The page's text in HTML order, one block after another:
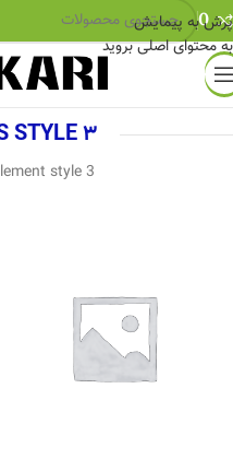
پرش به پیمایش
به محتوای اصلی بروید
0
STYLE 3
style 3